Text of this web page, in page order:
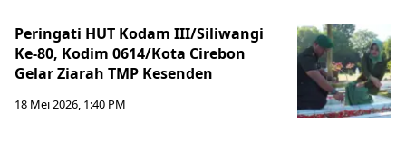
Peringati HUT Kodam III/Siliwangi
Ke-80, Kodim 0614/Kota Cirebon
Gelar Ziarah TMP Kesenden
18 Mei 2026, 1:40 PM